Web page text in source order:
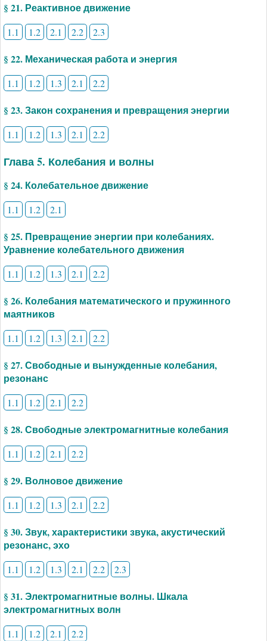
§ 21. Реактивное движение
1.1 1.2 2.1 2.2 2.3
§ 22. Механическая работа и энергия
1.1 1.2 1.3 2.1 2.2
§ 23. Закон сохранения и превращения энергии
1.1 1.2 1.3 2.1 2.2
Глава 5. Колебания и волны
§ 24. Колебательное движение
1.1 1.2 2.1
§ 25. Превращение энергии при колебаниях.
Уравнение колебательного движения
1.1 1.2 1.3 2.1 2.2
§ 26. Колебания математического и пружинного
маятников
1.1 1.2 1.3 2.1 2.2
§ 27. Свободные и вынужденные колебания,
резонанс
1.1 1.2 2.1 2.2
§ 28. Свободные электромагнитные колебания
1.1 1.2 2.1 2.2
§ 29. Волновое движение
1.1 1.2 1.3 2.1 2.2
§ 30. Звук, характеристики звука, акустический
резонанс, эхо
1.1 1.2 1.3 2.1 2.2 2.3
§ 31. Электромагнитные волны. Шкала
электромагнитных волн
1.1 1.2 2.1 2.2